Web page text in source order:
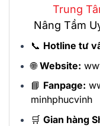
Trung
Nâng Tầm
📞 Hotline tư
🌐Website:
📘 Fanpage:
minhphucvinh
🛒 Gian hàng